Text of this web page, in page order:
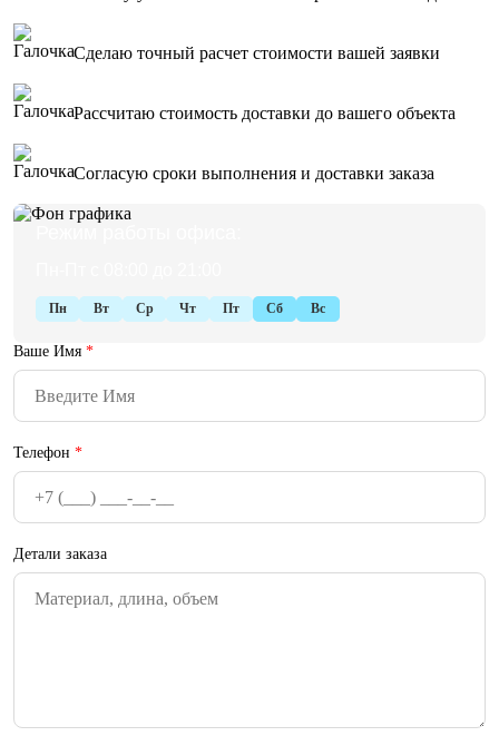
Ваше Имя *
Телефон *
Детали заказа
Сделаю точный расчет стоимости вашей заявки
Рассчитаю стоимость доставки до вашего объекта
Согласую сроки выполнения и доставки заказа
Пн Вт Ср Чт Пт Сб Вс